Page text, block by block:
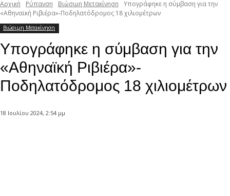
Αρχική Ρύπανση Βιώσιμη Μετακίνηση
Υπογράφηκε η σύμβαση για την
«Αθηναϊκή Ριβιέρα»-Ποδηλατόδρομος 18 χιλιομέτρων
Βιώσιμη Μετακίνηση
Υπογράφηκε η σύμβαση για την
«Αθηναϊκή Ριβιέρα»-
Ποδηλατόδρομος 18 χιλιομέτρων
18 Ιουλίου 2024, 2:54 μμ